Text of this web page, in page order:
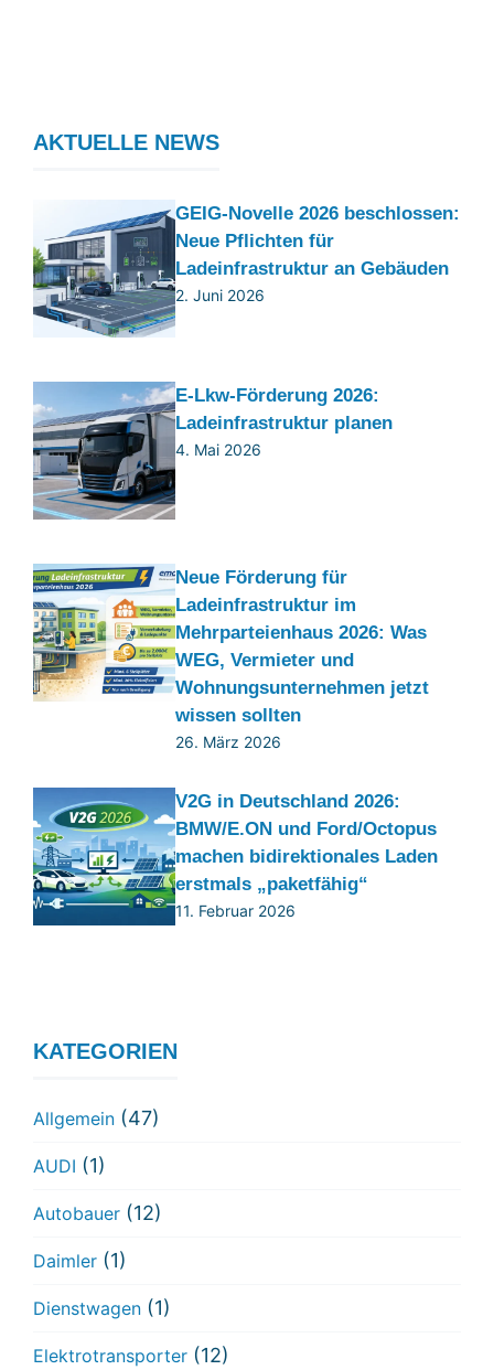
AKTUELLE NEWS
GEIG-Novelle 2026 beschlossen:
Neue Pflichten für
Ladeinfrastruktur an Gebäuden
2. Juni 2026
E-Lkw-Förderung 2026:
Ladeinfrastruktur planen
4. Mai 2026
Neue Förderung für
Ladeinfrastruktur im
Mehrparteienhaus 2026: Was
WEG, Vermieter und
Wohnungsunternehmen jetzt
wissen sollten
26. März 2026
V2G in Deutschland 2026:
BMW/E.ON und Ford/Octopus
machen bidirektionales Laden
erstmals „paketfähig“
11. Februar 2026
KATEGORIEN
Allgemein (47)
AUDI (1)
Autobauer (12)
Daimler (1)
Dienstwagen (1)
Elektrotransporter (12)